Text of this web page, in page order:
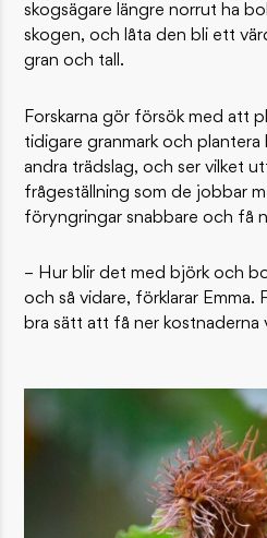
skogsägare längre norrut ha
skogen, och låta den bli ett
gran och tall.
Forskarna gör försök med att
tidigare granmark och plantera
andra trädslag, och ser vilket
frågeställning som de jobbar
föryngringar snabbare och få
– Hur blir det med björk och
och så vidare, förklarar Emma.
bra sätt att få ner